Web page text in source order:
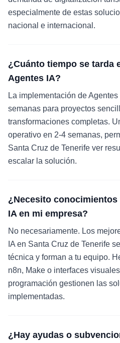
especialmente de estas
nacional e internacional.
¿Cuánto tiempo se tarda
Agentes IA?
La implementación de
semanas para proyectos
transformaciones completas.
operativo en 2-4 semanas,
Santa Cruz de Tenerife ver
escalar la solución.
¿Necesito
IA en mi empresa?
No necesariamente. Los
IA en Santa Cruz de Tenerife
técnica y forman a tu equipo.
n8n, Make o interfaces
programación gestionen las
implementadas.
¿Hay ayudas o